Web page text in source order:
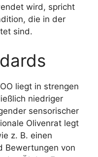
wird, spricht
die in der
sind.
liegt in strengen
niedriger
sensorischer
Olivenrat legt
z. B. einen
Bewertungen von